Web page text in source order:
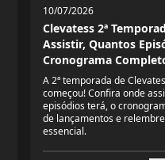
10/07/2026
Clevatess 2ª
Assistir, Quantos
Cronograma
A 2ª temporada de
começou! Confira onde
episódios terá, o
de lançamentos e
essencial.